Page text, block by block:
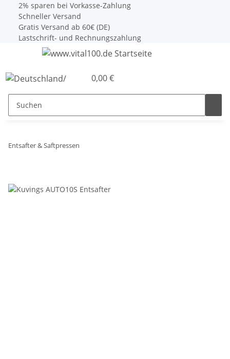
2% sparen bei Vorkasse-Zahlung
Schneller Versand
Gratis Versand ab 60€ (DE)
Lastschrift- und Rechnungszahlung
0,00 €
Entsafter & Saftpressen